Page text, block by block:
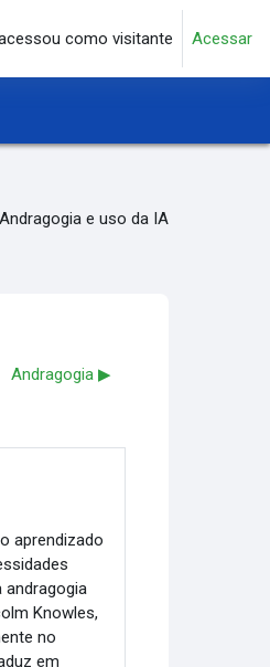
como visitante Acessar
Andragogia e uso da IA
Andragogia ▶︎
aprendizado
andragogia
Knowles,
no
em